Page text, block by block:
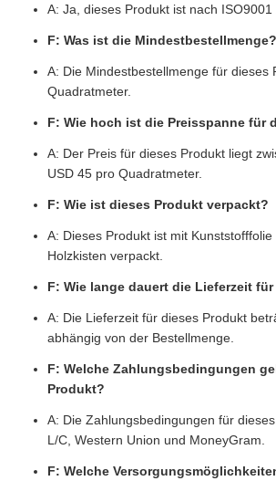
A: Ja, dieses Produkt ist nach ISO9001
F: Was ist die Mindestbestellmenge?
A: Die Mindestbestellmenge für dieses
Quadratmeter.
F: Wie hoch ist die Preisspanne für
A: Der Preis für dieses Produkt liegt
USD 45 pro Quadratmeter.
F: Wie ist dieses Produkt verpackt?
A: Dieses Produkt ist mit
Holzkisten verpackt.
F: Wie lange dauert die Lieferzeit
A: Die Lieferzeit für dieses Produkt
abhängig von der Bestellmenge.
F: Welche Zahlungsbedingungen
Produkt?
A: Die Zahlungsbedingungen für
L/C, Western Union und MoneyGram.
F: Welche